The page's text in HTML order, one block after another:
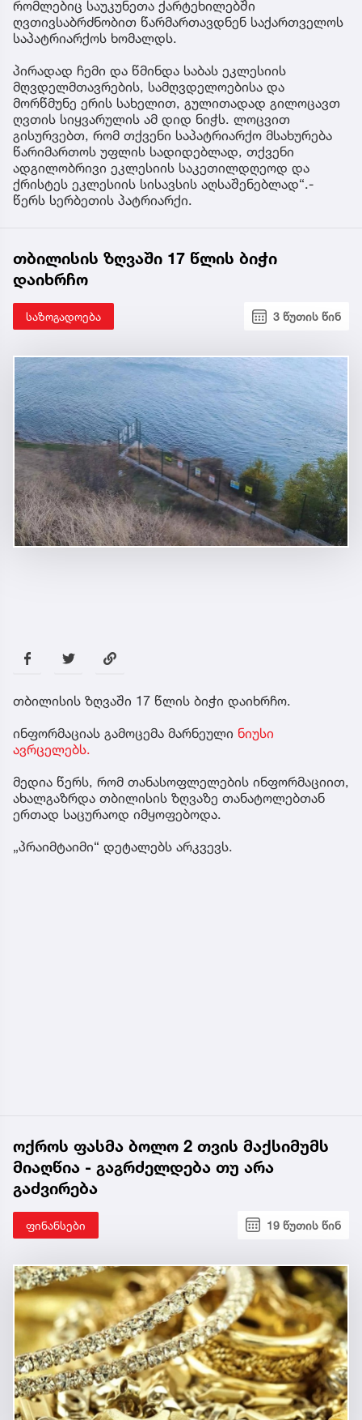
რომლებიც საუკუნეთა ქარტეხილებში
ღვთივსაბრძნობით წარმართავდნენ საქართველოს
საპატრიარქოს ხომალდს.
პირადად ჩემი და წმინდა საბას ეკლესიის
მღვდელმთავრების, სამღვდელოებისა და
მორწმუნე ერის სახელით, გულითადად გილოცავთ
ღვთის სიყვარულის ამ დიდ ნიჭს. ლოცვით
გისურვებთ, რომ თქვენი საპატრიარქო მსახურება
წარიმართოს უფლის სადიდებლად, თქვენი
ადგილობრივი ეკლესიის საკეთილდღეოდ და
ქრისტეს ეკლესიის სისავსის აღსაშენებლად“.-
წერს სერბეთის პატრიარქი.
თბილისის ზღვაში 17 წლის ბიჭი
დაიხრჩო
საზოგადოება 3 წუთის წინ
თბილისის ზღვაში 17 წლის ბიჭი დაიხრჩო.
ინფორმაციას გამოცემა მარნეული ნიუსი
ავრცელებს.
მედია წერს, რომ თანასოფლელების ინფორმაციით,
ახალგაზრდა თბილისის ზღვაზე თანატოლებთან
ერთად საცურაოდ იმყოფებოდა.
„პრაიმტაიმი“ დეტალებს არკვევს.
ოქროს ფასმა ბოლო 2 თვის მაქსიმუმს
მიაღწია - გაგრძელდება თუ არა
გაძვირება
ფინანსები 19 წუთის წინ